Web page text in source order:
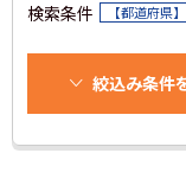
検索条件 【都道府県
絞込み条件